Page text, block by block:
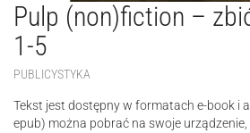
Pulp (non)fiction –
1-5
PUBLICYSTYKA
Tekst jest dostępny w formatach e-book i
epub) można pobrać na swoje